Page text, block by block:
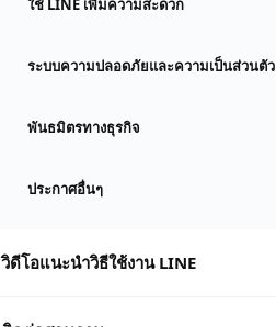
ใช้ LINE เพิ่มความสะดวก
ระบบความปลอดภัยและความเป็นส่วนตัว
พันธมิตรทางธุรกิจ
ประกาศอื่นๆ
วิดีโอแนะนำวิธีใช้งาน LINE